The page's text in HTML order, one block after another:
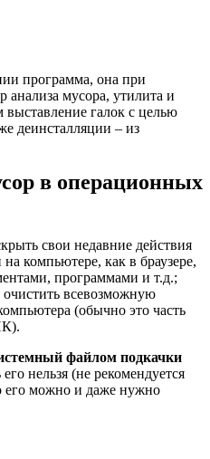
программа, она при
анализа мусора, утилита и
галок с целью
деинсталляции – из
в операционных
свои недавние действия
компьютере, как в браузере,
программами и т.д.;
очистить всевозможную
(обычно это часть
файлом подкачки
нельзя (не рекомендуется
его можно и даже нужно